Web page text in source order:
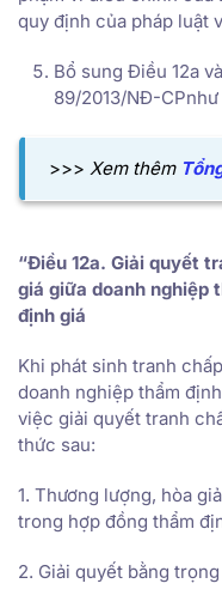
quy định của pháp luật
Bổ sung Điều 12a
89/2013/NĐ-CPnhư
>>> Xem thêm
“Điều 12a. Giải quyết
giá giữa doanh nghiệp
định giá
Khi phát sinh tranh
doanh nghiệp thẩm
việc giải quyết tranh
thức sau:
1. Thương lượng, hòa
trong hợp đồng thẩm
2. Giải quyết bằng